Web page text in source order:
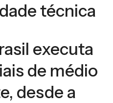
técnica
executa
de médio
desde a